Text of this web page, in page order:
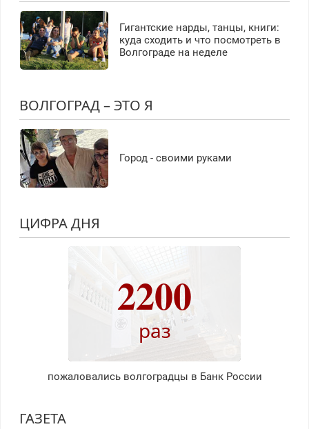
Гигантские нарды, танцы, книги:
куда сходить и что посмотреть в
Волгограде на неделе
ВОЛГОГРАД – ЭТО Я
Город - своими руками
ЦИФРА ДНЯ
2200
раз
пожаловались волгоградцы в Банк России
ГАЗЕТА